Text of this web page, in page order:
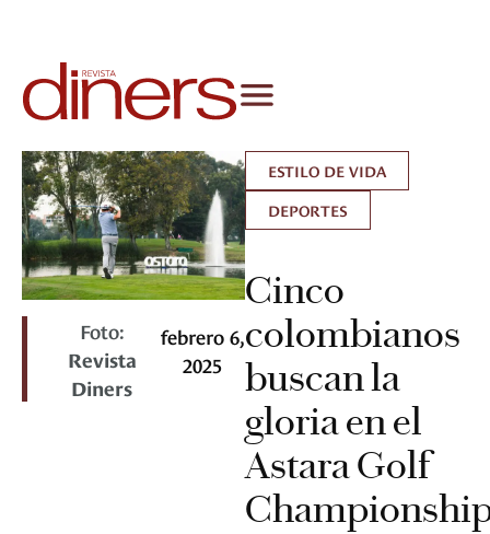
Foto:
Revista
Diners
febrero 6,
2025
ESTILO DE VIDA
DEPORTES
Cinco
colombianos
buscan la
gloria en el
Astara Golf